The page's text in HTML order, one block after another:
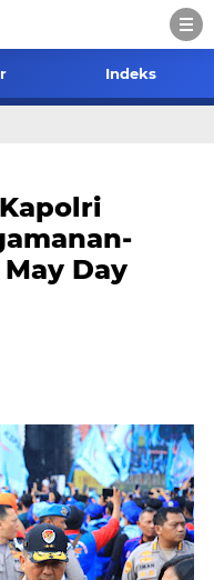
Indeks
Day